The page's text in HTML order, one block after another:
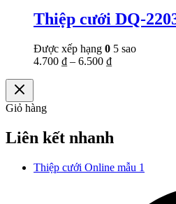
Thiệp cưới DQ-
Được xếp hạng 0 5 sao
4.700 ₫ – 6.500 ₫
Giỏ hàng
Liên kết nhanh
Thiệp cưới Online mẫu 1